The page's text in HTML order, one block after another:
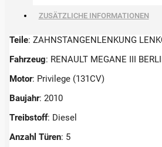
ZUSÄTZLICHE INFORMATIONEN
Teile: ZAHNSTANGENLENKUNG
Fahrzeug: RENAULT MEGANE III
Motor: Privilege (131CV)
Baujahr: 2010
Treibstoff: Diesel
Anzahl Türen: 5